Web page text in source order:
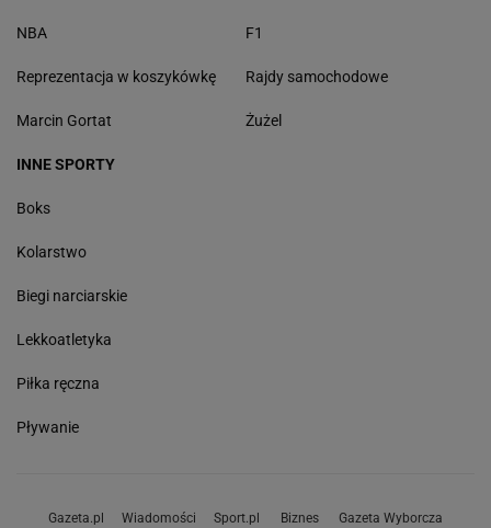
NBA
Reprezentacja w koszykówkę
Marcin Gortat
F1
Rajdy samochodowe
Żużel
INNE SPORTY
Boks
Kolarstwo
Biegi narciarskie
Lekkoatletyka
Piłka ręczna
Pływanie
Gazeta.pl Wiadomości Sport.pl Biznes Gazeta Wyborcza